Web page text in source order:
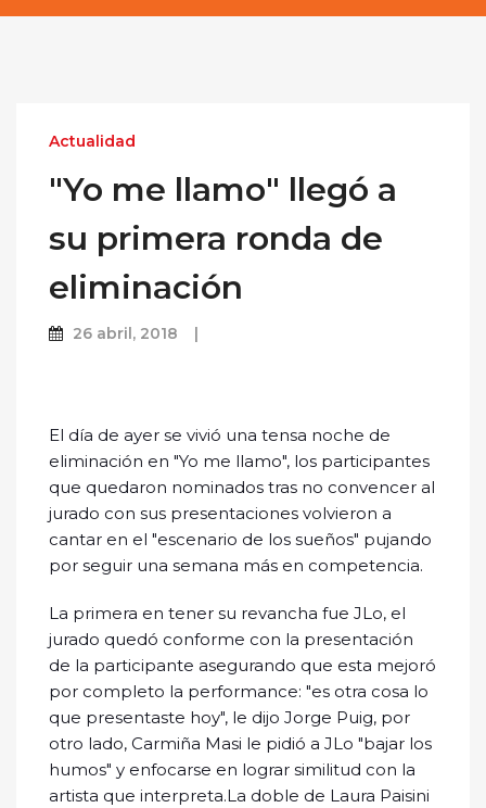
Actualidad
"Yo me llamo" llegó a
su primera ronda de
eliminación
26 abril, 2018
El día de ayer se vivió una tensa noche de
eliminación en "Yo me llamo", los participantes
que quedaron nominados tras no convencer al
jurado con sus presentaciones volvieron a
cantar en el "escenario de los sueños" pujando
por seguir una semana más en competencia.
La primera en tener su revancha fue JLo, el
jurado quedó conforme con la presentación
de la participante asegurando que esta mejoró
por completo la performance: "es otra cosa lo
que presentaste hoy", le dijo Jorge Puig, por
otro lado, Carmiña Masi le pidió a JLo "bajar los
humos" y enfocarse en lograr similitud con la
artista que interpreta.La doble de Laura Paisini